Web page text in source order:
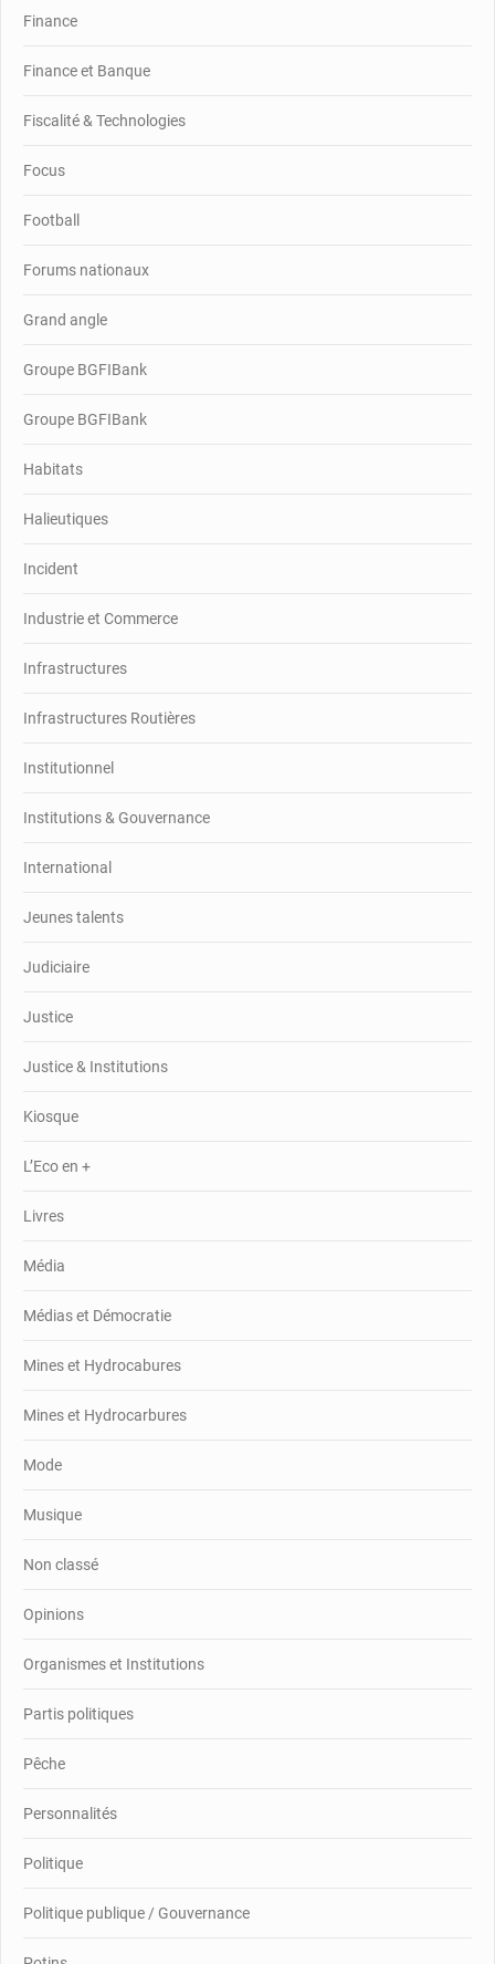
Finance
Finance et Banque
Fiscalité & Technologies
Focus
Football
Forums nationaux
Grand angle
Groupe BGFIBank
Groupe BGFIBank
Habitats
Halieutiques
Incident
Industrie et Commerce
Infrastructures
Infrastructures Routières
Institutionnel
Institutions & Gouvernance
International
Jeunes talents
Judiciaire
Justice
Justice & Institutions
Kiosque
L’Eco en +
Livres
Média
Médias et Démocratie
Mines et Hydrocabures
Mines et Hydrocarbures
Mode
Musique
Non classé
Opinions
Organismes et Institutions
Partis politiques
Pêche
Personnalités
Politique
Politique publique / Gouvernance